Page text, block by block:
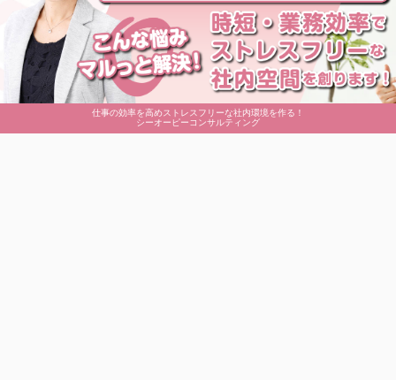
仕事の効率を高めストレスフリーな社内環境を作る！
シーオーピーコンサルティング